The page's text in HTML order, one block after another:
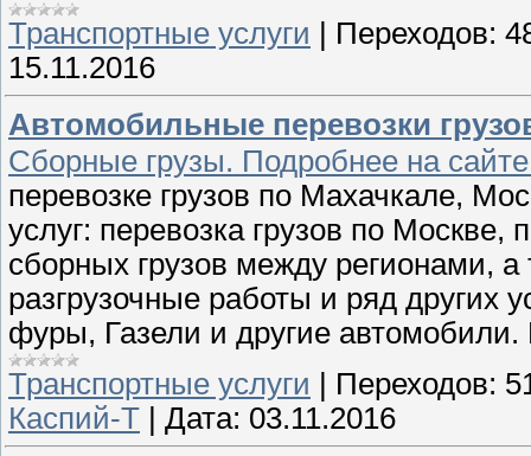
Транспортные услуги Переходов:
15.11.2016
Автомобильные перевозки
Сборные грузы. Подробнее на
перевозке грузов по Махачкале,
услуг: перевозка грузов по
сборных грузов между регионами, а
разгрузочные работы и ряд других
фуры, Газели и другие автомобили.
Транспортные услуги | Переходов:
Каспий-Т | Дата: 03.11.2016